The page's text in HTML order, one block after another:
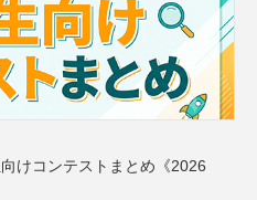
けコンテストまとめ《2026